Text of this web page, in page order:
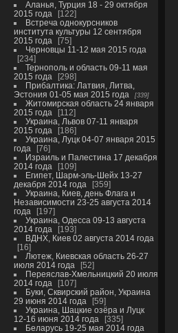
Аланья, Турция 18 - 29 октября
2015 года
122
Встреча однокурсников
института культуры 12 сентября
2015 года
75
Черновцы 11-12 мая 2015 года
234
Тернополь и область 09-11 мая
2015 года
298
Прибалтика: Латвия, Литва,
Эстония 01-05 мая 2015 года
339
Житомирская область 24 января
2015 года
112
Украина, Львов 07-11 января
2015 года
186
Украина, Луцк 04-07 января 2015
года
76
Израиль и Палестина 17 декабря
2014 года
109
Египет, Шарм-эль-Шейх 13-27
декабря 2014 года
359
Украина, Киев, день Флага и
Независимости 23-25 августа 2014
года
197
Украина, Одесса 09-13 августа
2014 года
193
ВДНХ, Киев 02 августа 2014 года
16
Лютеж, Киевская область 26-27
июля 2014 года
52
Переяслав-Хмельницкий 20 июля
2014 года
107
Буки, Сквирский район, Украина
29 июня 2014 года
59
Украина, Шацкие озёра и Луцк
12-16 июня 2014 года
335
Беларусь 19-25 мая 2014 года